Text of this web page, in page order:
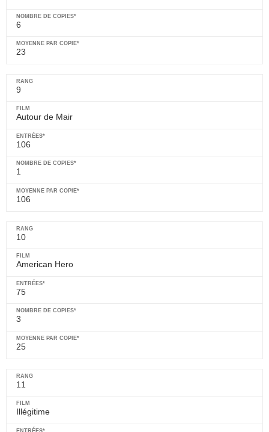
6
23
9
Autour de Mair
106
1
106
10
American Hero
75
3
25
11
Illégitime